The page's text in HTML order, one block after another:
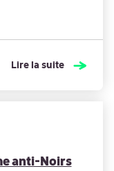
Lire la suite
anti-Noirs